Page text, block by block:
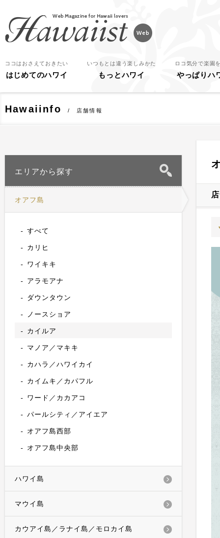
ココはおさえておきたい
はじめてのハワイ
いつもとは違う楽しみかた
もっとハワイ
ロコ気分で楽園
やっぱりハ
Hawaiinfo 店舗情報
エリアから探す
オアフ島
すべて
カリヒ
ワイキキ
アラモアナ
ダウンタウン
ノースショア
カイルア
マノア／マキキ
カハラ／ハワイカイ
カイムキ／カパフル
ワード／カカアコ
パールシティ／アイエア
オアフ島西部
オアフ島中央部
ハワイ島
マウイ島
カウアイ島／ラナイ島／モロカイ島